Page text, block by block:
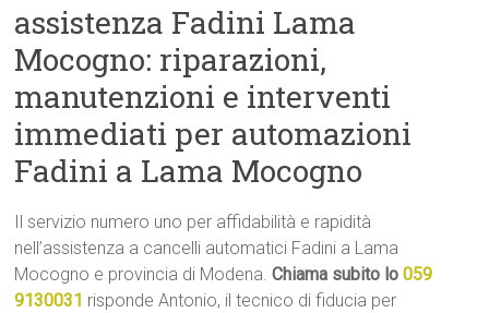
assistenza Fadini Lama
Mocogno: riparazioni,
manutenzioni e interventi
immediati per automazioni
Fadini a Lama Mocogno
Il servizio numero uno per affidabilità e rapidità
nell’assistenza a cancelli automatici Fadini a Lama
Mocogno e provincia di Modena.Chiama subito lo059
9130031 risponde Antonio, il tecnico di fiducia per